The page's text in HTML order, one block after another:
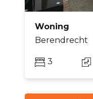
Woning
Berendrecht
3